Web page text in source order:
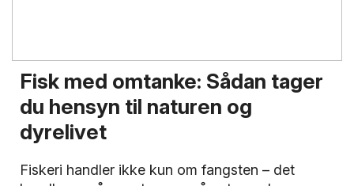
Fisk med omtanke: Sådan tager
du hensyn til naturen og
dyrelivet
Fiskeri handler ikke kun om fangsten – det